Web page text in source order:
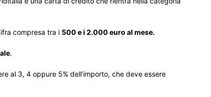
compresa tra i 500 e i 2.000 euro al mese.
.
al 3, 4 oppure 5% dell’importo, che deve essere